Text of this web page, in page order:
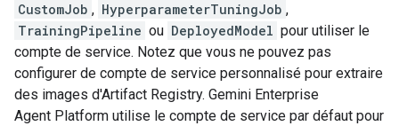
CustomJob , HyperparameterTuningJob ,
TrainingPipeline ou DeployedModel pour utiliser le
compte de service. Notez que vous ne pouvez pas
configurer de compte de service personnalisé pour extraire
des images d'Artifact Registry. Gemini Enterprise
Agent Platform utilise le compte de service par défaut pour